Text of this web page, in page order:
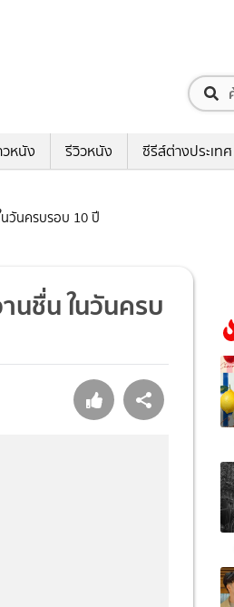
วหนัง รีวิวหนัง ซีรีส์ต่างประเทศ
นวันครบรอบ 10 ปี
นชื่น ในวันครบ